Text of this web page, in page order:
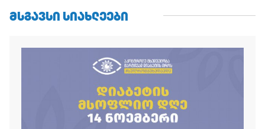
ᲛᲡᲒᲐᲕᲡᲘ ᲡᲘᲐᲮᲚᲔᲔᲑᲘ